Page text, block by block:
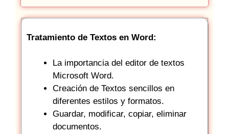
Tratamiento de Textos en Word:
La importancia del editor de textos
Microsoft Word.
Creación de Textos sencillos en
diferentes estilos y formatos.
Guardar, modificar, copiar, eliminar
documentos.